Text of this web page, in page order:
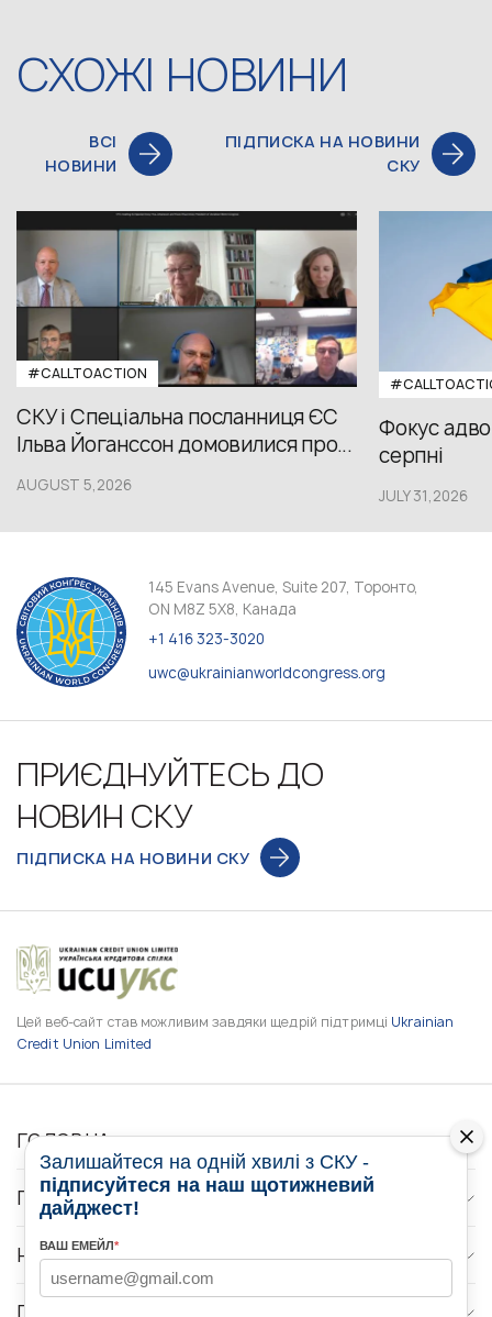
СХОЖІ НОВИНИ
ВСІ
НОВИНИ
ПІДПИСКА НА НОВИНИ
СКУ
#CALLTOACTION
СКУ і Спеціальна посланниця ЄС
Ільва Йоганссон домовилися про...
AUGUST 5,2026
Фокус
серпні
JULY 31,2026
145 Evans Avenue, Suite 207, Торонто,
ON M8Z 5X8, Канада
+1 416 323-3020
uwc@ukrainianworldcongress.org
ПРИЄДНУЙТЕСЬ ДО
НОВИН СКУ
ПІДПИСКА НА НОВИНИ СКУ
Цей веб-сайт став можливим завдяки щедрій підтримці Ukrainian
Credit Union Limited
ГОЛОВНА
ПРО НАС
НОВИНИ
Залишайтеся на одній хвилі з СКУ -
підписуйтеся на наш щотижневий
дайджест!
ВАШ ЕМЕЙЛ*